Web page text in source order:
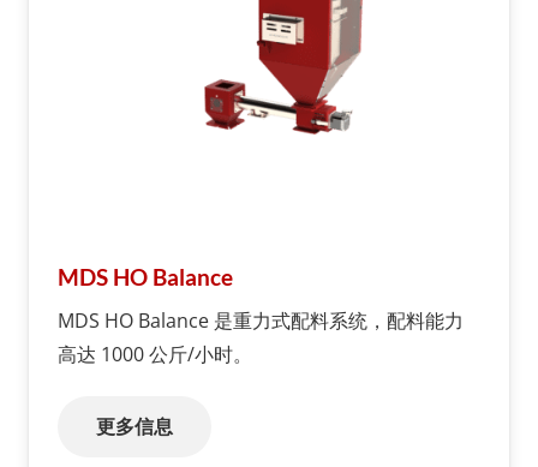
MDS HO Balance
MDS HO Balance 是重力式配料系统，配料能力
高达 1000 公斤/小时。
更多信息